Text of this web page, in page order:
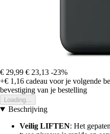
€ 29,99 € 23,13 -23%
+€ 1,16 cadeau voor je volgende
bevestiging van je bestelling
Loading...
Beschrijving
Veilig LIFTEN: Het